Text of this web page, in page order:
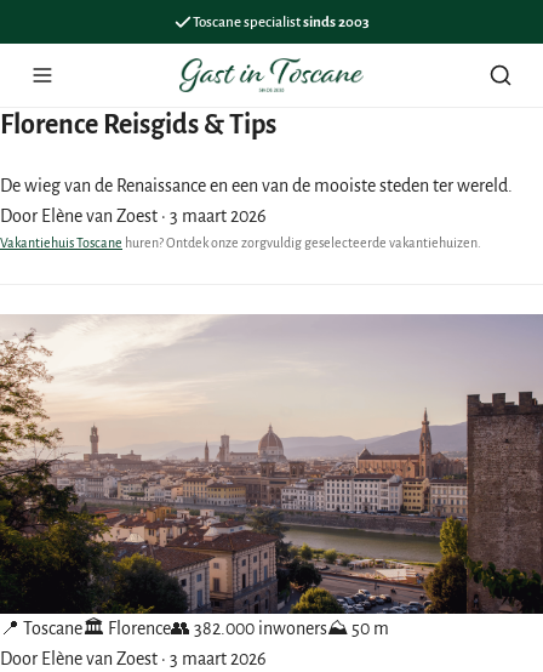
Toscane specialistsinds 2003
Menu
Florence Reisgids & Tips
De wieg van de Renaissance en een van de mooiste steden ter wereld.
Door Elène van Zoest · 3 maart 2026
Vakantiehuis Toscane huren? Ontdek onze zorgvuldig geselecteerde vakantiehuizen.
📍 Toscane🏛 Florence👥 382.000 inwoners⛰ 50 m
Door Elène van Zoest · 3 maart 2026